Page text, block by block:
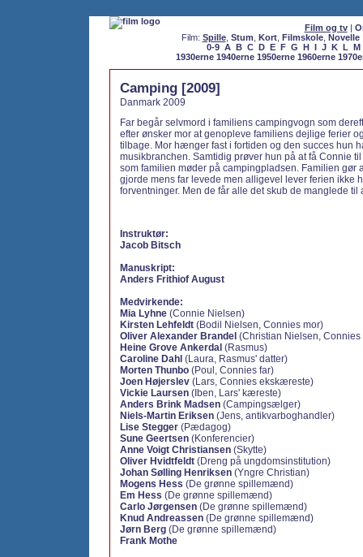
Film og tv|
Film: Spille, Stum Kort, Filmskole, Novelle
0-9 A B C D E F G H I J K L M
1930erne 1940erne 1950erne 1960erne
Camping [2009]
Danmark 2009
Far begår selvmord i familiens campingvogn som
efter ønsker mor at genopleve familiens dejlige ferier
tilbage. Mor hænger fast i fortiden og den succes hun
musikbranchen. Samtidig prøver hun på at få Connie
som familien møder på campingpladsen. Familien gør
gjorde mens far levede men alligevel lever ferien ikke
forventninger. Men de får alle det skub de manglede til
Instruktør:
Jacob Bitsch
Manuskript:
Anders Frithiof August
Medvirkende:
Mia Lyhne (Connie Nielsen)
Kirsten Lehfeldt (Bodil Nielsen, Connies mor)
Oliver Alexander Brandel (Christian Nielsen, Connies
Heine Grove Ankerdal (Rasmus)
Caroline Dahl (Laura, Rasmus' datter)
Morten Thunbo (Poul, Connies far)
Joen Højerslev (Lars, Connies ekskæreste)
Vickie Laursen (Iben, Lars' kæreste)
Anders Brink Madsen (Campingsælger)
Niels-Martin Eriksen (Jens, antikvarboghandler)
Lise Stegger (Pædagog)
Sune Geertsen (Konferencier)
Anne Voigt Christiansen (Skytte)
Oliver Hvidtfeldt (Dreng på ungdomsinstitution)
Johan Sølling Henriksen (Yngre Christian)
Mogens Hess (De grønne spillemænd)
Em Hess (De grønne spillemænd)
Carlo Jørgensen (De grønne spillemænd)
Knud Andreassen (De grønne spillemænd)
Jørn Berg (De grønne spillemænd)
Frank Mothe